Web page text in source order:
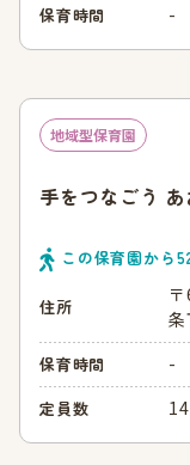
保育時間 -
地域型保育園
手をつなごう
この保育園から
住所
保育時間 -
定員数